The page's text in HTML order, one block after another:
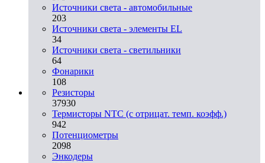
Источники света - автомобильные
203
Источники света - элементы EL
34
Источники света - светильники
64
Фонарики
108
Резисторы
37930
Термисторы NTC (с отрицат. темп. коэфф.)
942
Потенциометры
2098
Энкодеры